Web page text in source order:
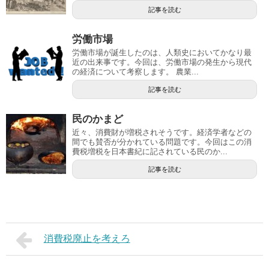
記事を読む
労働市場
労働市場が誕生したのは、人類史においてかなり最
近の出来事です。今回は、労働市場の発生から現代
の経済について考察します。 農業...
記事を読む
民のかまど
近々、消費財が増税されそうです。経済学者などの
間でも賛否が分かれている問題です。今回はこの消
費税増税を日本書紀に記されている民のか...
記事を読む
消費税廃止を考えろ